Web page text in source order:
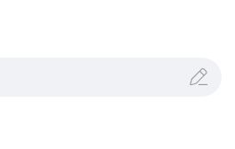
就流出水来了。
发现并不是这个问题。我擦
吧。第二天，又一地水，我
直觉得里面的茶放久了都不